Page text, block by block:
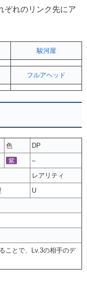
ぞれのリンク先にア
駿河屋
フルアヘッド
色
DP
紫
–
レアリティ
U
ことで、Lv.3の相手のデ